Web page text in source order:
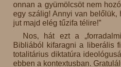
onnan a gyümölcsöt nem
egy szálig! Annyi van belőlük,
jut majd elég tűzifa télire!”
Nos, hát ezt a
Bibliából kifaragni a liberális
totalitárius diktatúra
ebben a kontextusban.